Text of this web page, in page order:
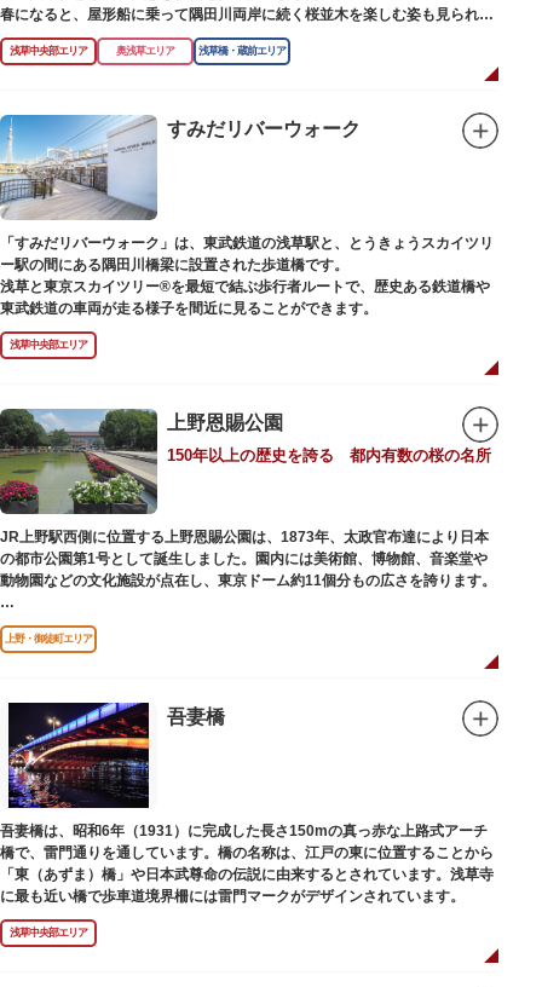
春になると、屋形船に乗って隅田川両岸に続く桜並木を楽しむ姿も見られ、
東京スカイツリーとのコラボレーションも、まさに絵になる光景です。ま
た、毎年7月の最終土曜日に開催される「隅田川花火大会」は、東京の夏の
川沿いには「隅田川テラス」と呼ばれる遊歩道も整備されています。心地よ
い風に吹かれながら、緑化が施された遊歩道で散歩やジョギングを楽しんだ
後は、オープンカフェでほっと一息つくのもおすすめです。
隅田川にかかる橋々も、それぞれ特徴的な形をしていて見応えは抜群。せっ
かくなら水上バスに乗船して、優雅に観察してみてはいかがでしょうか。
浅草中央部エリア 奥浅草エリア 浅草橋・蔵前エリア
すみだリバーウォーク
「すみだリバーウォーク」は、東武鉄道の浅草駅と、とうきょうスカイツリ
ー駅の間にある隅田川橋梁に設置された歩道橋です。
浅草と東京スカイツリー®を最短で結ぶ歩行者ルートで、歴史ある鉄道橋や
東武鉄道の車両が走る様子を間近に見ることができます。
浅草中央部エリア
上野恩賜公園
150年以上の歴史を誇る 都内有数の桜の名所
JR上野駅西側に位置する上野恩賜公園は、1873年、太政官布達により日本
の都市公園第1号として誕生しました。園内には美術館、博物館、音楽堂や
動物園などの文化施設が点在し、東京ドーム約11個分もの広さを誇ります。
ソメイヨシノやヤマザクラなど約1,200本の桜が植えられた園内は、桜の名
所としても有名。シーズンにはライトアップされた夜桜が一層風情を添え、
例年延べ330万人近い人出となります。不忍池（しのばずのいけ）は江戸時
ので、バードウォッチングを楽しむ人の姿も見られるスポットです。
美術館や博物館で国内外の芸術作品や文化・自然科学に触れたり、歴史の薫
りを感じながら史跡巡りを楽しんではいかがでしょうか。1日では見てまわ
りきれないほどの魅力にあふれた公園です。
上野・御徒町エリア
吾妻橋
吾妻橋は、昭和6年（1931）に完成した長さ150mの真っ赤な上路式アーチ
橋で、雷門通りを通しています。橋の名称は、江戸の東に位置することから
「東（あずま）橋」や日本武尊命の伝説に由来するとされています。浅草寺
に最も近い橋で歩車道境界柵には雷門マークがデザインされています。
浅草中央部エリア